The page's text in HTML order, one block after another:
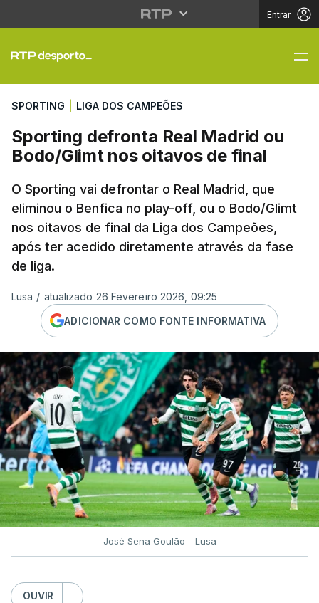
Entrar
Sporting defronta
SPORTING LIGA DOS CAMPEÕES
Sporting defronta Real Madrid ou
Bodo/Glimt nos oitavos de final
O Sporting vai defrontar o Real Madrid, que
eliminou o Benfica no play-off, ou o Bodo/Glimt
nos oitavos de final da Liga dos Campeões,
após ter acedido diretamente através da fase
de liga.
Lusa / atualizado 26 Fevereiro 2026, 09:25
ADICIONAR COMO FONTE INFORMATIVA
José Sena Goulão - Lusa
OUVIR